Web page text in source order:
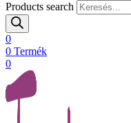
Products search
0
0 Termék
0